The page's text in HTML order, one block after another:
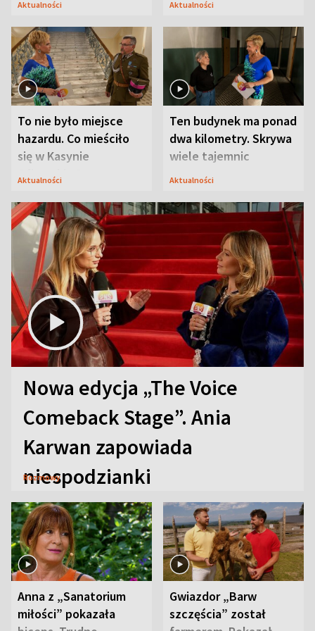
Aktualności Aktualności
To nie było miejsce
hazardu. Co mieściło
się w Kasynie
Oficerskim?
Aktualności
Ten budynek ma ponad
dwa kilometry. Skrywa
wiele tajemnic
Aktualności
Nowa edycja „The Voice
Comeback Stage”. Ania
Karwan zapowiada
niespodzianki
Rozmowy
Anna z „Sanatorium
miłości” pokazała
Gwiazdor „Barw
szczęścia” został